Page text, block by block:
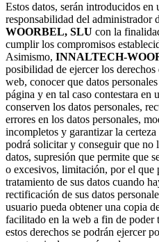
Estos datos, serán introducidos
responsabilidad del administrador
WOORBEL, SLU con la
cumplir los compromisos
Asimismo, INNALTECH-
posibilidad de ejercer los
web, conocer que datos
página y en tal caso contestara en
conserven los datos personales,
errores en los datos personales,
incompletos y garantizar la
podrá solicitar y conseguir que no
datos, supresión que permite que
o excesivos, limitación, por el que
tratamiento de sus datos cuando
rectificación de sus datos
usuario pueda obtener una copia
facilitado en la web a fin de poder
estos derechos se podrán ejercer